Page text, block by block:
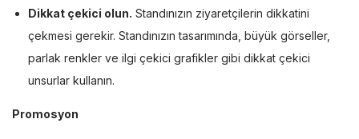
Dikkat çekici olun. Standınızın ziyaretçilerin dikkatini
çekmesi gerekir. Standınızın tasarımında, büyük görseller,
parlak renkler ve ilgi çekici grafikler gibi dikkat çekici
unsurlar kullanın.
Promosyon